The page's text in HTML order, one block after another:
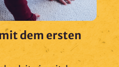
dem ersten